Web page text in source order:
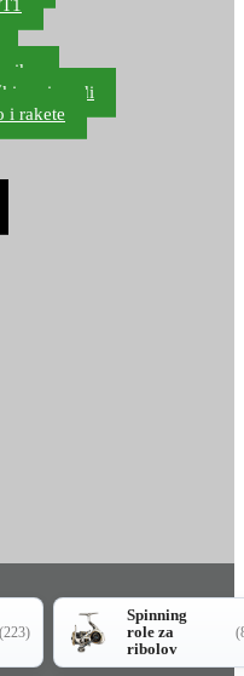
proizvodi
i rakete
(223)
Spinning
role za
ribolov